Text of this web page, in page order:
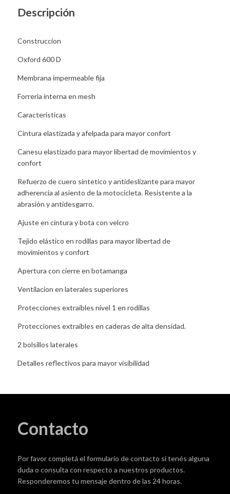
Descripción
Construccion
Oxford 600 D
Membrana impermeable fija
Forreria interna en mesh
Caracteristicas
Cintura elastizada y afelpada para mayor confort
Canesu elastizado para mayor libertad de movimientos y
confort
Refuerzo de cuero sintetico y antideslizante para mayor
adherencia al asiento de la motocicleta. Resistente a la
abrasión y antidesgarro.
Ajuste en cintura y bota con velcro
Tejido elástico en rodillas para mayor libertad de
movimientos y confort
Apertura con cierre en botamanga
Ventilacion en laterales superiores
Protecciones extraíbles nivel 1 en rodillas
Protecciones extraíbles en caderas de alta densidad.
2 bolsillos laterales
Detalles reflectivos para mayor visibilidad
Contacto
Por favor completá el formulario de contacto si tenés alguna
duda o consulta con respecto a nuestros productos.
Responderemos tu mensaje dentro de las 24 horas.